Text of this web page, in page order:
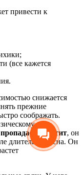
привести к
(все кажется
снижается
прежние
соображать.
и
пропадает аппетит, он
длительного сна. Он